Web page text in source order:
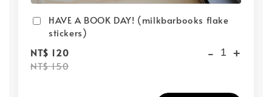
HAVE A BOOK DAY! (milkbarbooks flake
stickers)
NT$ 120
NT$ 150
- +